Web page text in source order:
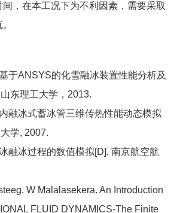
间，在本工况下为不利因素，需要采取
ANSYS的化雪融冰装置性能分析及
东理工大学，2013.
冰式蓄冰管三维传热性能动态模拟
学, 2007.
冰过程的数值模拟[D]. 南京航空航
W Malalasekera. An Introduction
FLUID DYNAMICS-The Finite